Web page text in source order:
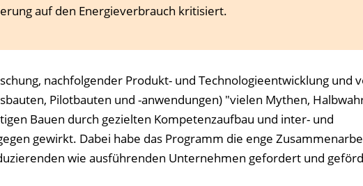
auf den Energieverbrauch kritisiert.
nachfolgender Produkt- und Technologieentwicklung und
Pilotbauten und -anwendungen) "vielen Mythen,
Bauen durch gezielten Kompetenzaufbau und inter- und
gewirkt. Dabei habe das Programm die enge
wie ausführenden Unternehmen gefordert und